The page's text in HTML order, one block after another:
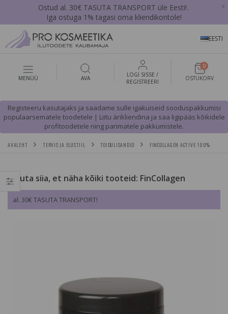
Ostud al. 30€ TASUTA TRANSPORT üle Eesti!.
Iga ostuga 1% tagasi oma kliendikontole!
x
EESTI
MENÜÜ AVA
LOGI SISSE /
REGISTREERI
0
OSTUKORV
Registeeru kasutajaks ja saadame sulle igakuiseid sooduspakkumisi
populaarsematele toodetele | Liitu ärikliendina ja saa ligipääs kõikidele
profitoodetele ning parimatele pakkumistele.
AVALEHT TERVIS JA ELUSTIIL TOIDULISANDID FINCOLLAGEN ACTIVE 100%
Vajuta siia, et näha kõiki tooteid: FinCollagen
al. 30€ TASUTA TRANSPORT!